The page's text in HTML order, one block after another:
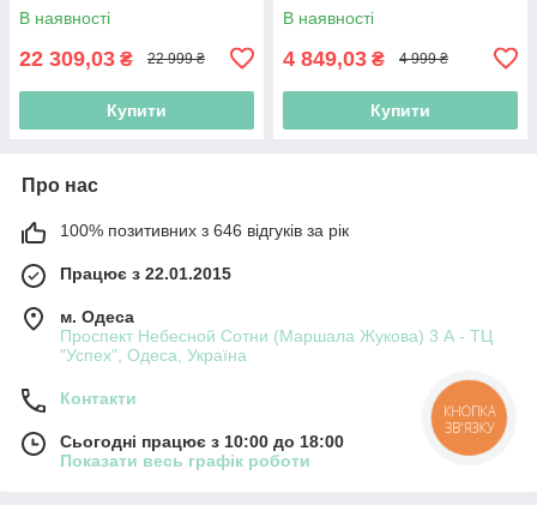
В наявності
22 309,03 ₴ 22 999 ₴
Купити
В наявності
4 849,03 ₴ 4 999 ₴
Купити
Про нас
100% позитивних з 646 відгуків за рік
Працює з 22.01.2015
м. Одеса
Проспект Небесной Сотни (Маршала Жукова) 3 А - ТЦ
"Успех", Одеса, Україна
Контакти
Сьогодні працює з 10:00 до 18:00
Показати весь графік роботи
КНОПКА
ЗВ'ЯЗКУ